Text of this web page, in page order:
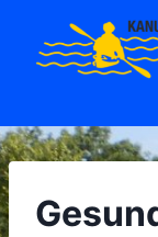
Inhalt
springen